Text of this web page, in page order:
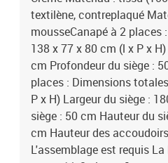
textilène, contreplaqué
mousseCanapé à 2 places
138 x 77 x 80 cm (l x P x
cm Profondeur du siège :
places : Dimensions
P x H) Largeur du siège :
siège : 50 cm Hauteur du
cm Hauteur des
L'assemblage est requis